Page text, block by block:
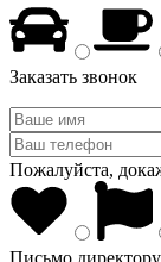
Заказать звонок
Пожалуйста,
Письмо директору